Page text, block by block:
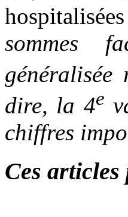
sommes
dire, la 4e
chiffres
Ces articles